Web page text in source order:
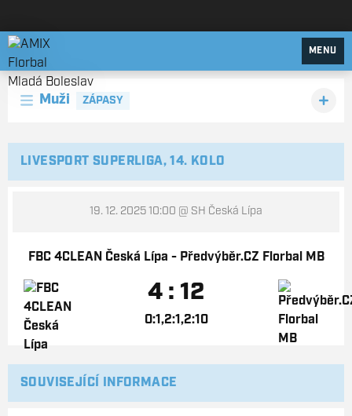
AMIX Florbal Mladá Boleslav
MENU
Muži ZÁPASY
LIVESPORT SUPERLIGA, 14. KOLO
19. 12. 2025 10:00 @ SH Česká Lípa
FBC 4CLEAN Česká Lípa - Předvýběr.CZ Florbal MB
4 : 12
0:1,2:1,2:10
SOUVISEJÍCÍ INFORMACE